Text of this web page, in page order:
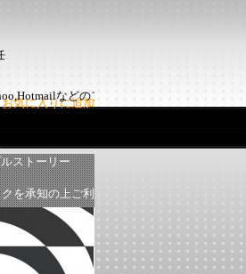
お気に入りに追加
などのフリーメールでご注文のお客様
ストーリー
を承知の上ご利